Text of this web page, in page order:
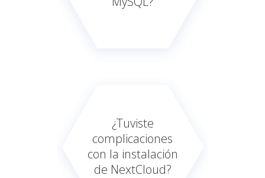
¿Tuviste
complicaciones
con la instalación
de NextCloud?